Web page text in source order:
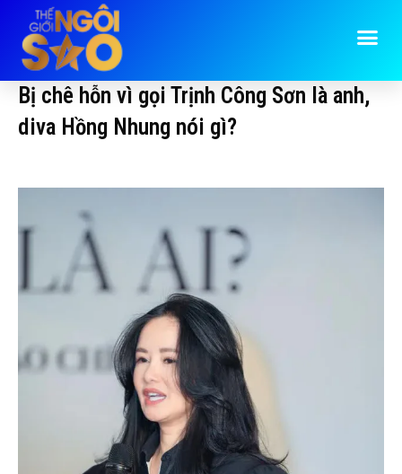
Bị chê hỗn vì gọi Trịnh Công Sơn là anh,
diva Hồng Nhung nói gì?